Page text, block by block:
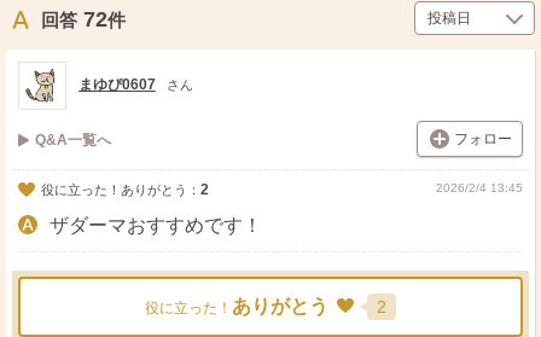
回答 72件
まゆぴ0607 さん
Q&A一覧へ フォロー
役に立った！ありがとう： 2 2026/2/4 13:45
ザダーマおすすめです！
役に立った！ ありがとう 2